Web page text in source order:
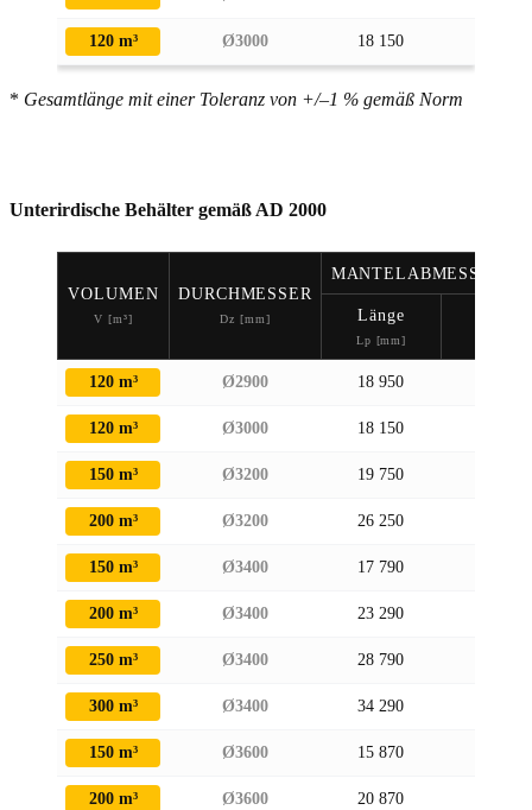
120 m³ Ø3000 18 150
* Gesamtlänge mit einer Toleranz von +/–1 % gemäß Norm
Unterirdische Behälter gemäß AD 2000
VOLUMEN
V [m³]
DURCHMESSER
Dz [mm] Länge
Lp [mm]
120 m³ Ø2900 18 950
120 m³ Ø3000 18 150
150 m³ Ø3200 19 750
200 m³ Ø3200 26 250
150 m³ Ø3400 17 790
200 m³ Ø3400 23 290
250 m³ Ø3400 28 790
300 m³ Ø3400 34 290
150 m³ Ø3600 15 870
200 m³ Ø3600 20 870